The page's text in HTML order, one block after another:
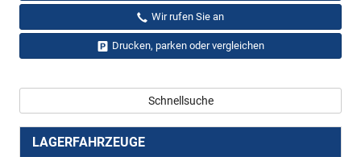
Wir rufen Sie an
Drucken, parken oder vergleichen
Schnellsuche
LAGERFAHRZEUGE